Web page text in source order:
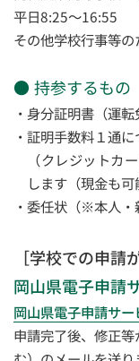
平日8:25～16:55
その他学校行事等の
持参するもの
身分証明書（運転
証明手数料１通
（クレジットカ
します（現金も可
委任状（※本人・
［学校での申請
岡山県電子申請
岡山県電子申請サー
申請完了後、修正